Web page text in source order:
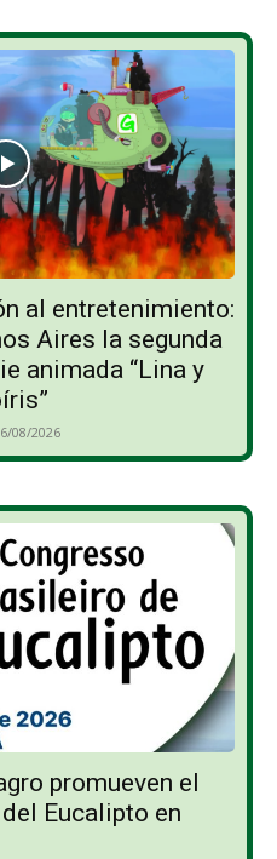
al entretenimiento:
Aires la segunda
animada “Lina y
08/2026
promueven el
Eucalipto en